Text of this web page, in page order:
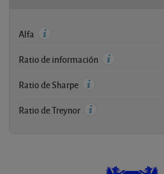
Alfa
Ratio de información
Ratio de Sharpe
Ratio de Treynor